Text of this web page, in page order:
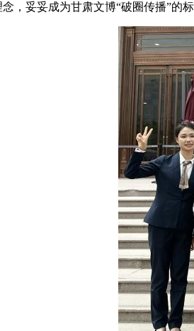
，妥妥成为甘肃文博“破圈传播”的标